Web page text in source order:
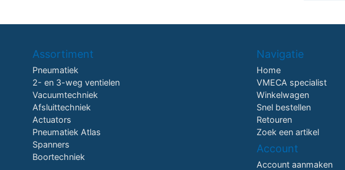
Assortiment
Pneumatiek
2- en 3-weg ventielen
Vacuumtechniek
Afsluittechniek
Actuators
Pneumatiek Atlas
Spanners
Boortechniek
Navigatie
Home
VMECA specialist
Winkelwagen
Snel bestellen
Retouren
Zoek een artikel
Account
Account aanmaken